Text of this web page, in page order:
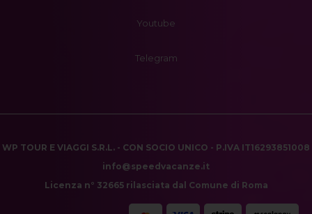
Youtube
Telegram
WP TOUR E VIAGGI S.R.L. - CON SOCIO UNICO - P.IVA IT16293851008
info@speedvacanze.it
Licenza n° 32665 rilasciata dal Comune di Roma